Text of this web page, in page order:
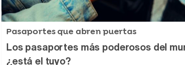
Pasaportes que abren puertas
Los pasaportes más poderosos del
¿está el tuyo?